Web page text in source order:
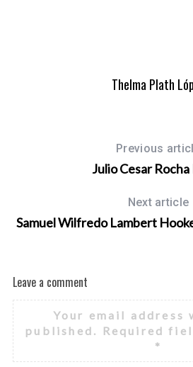
Thelma Plath
Previous
Julio Cesar Rocha
Next article
Samuel Wilfredo Lambert
Leave a comment
Your email address
published.
Required
*